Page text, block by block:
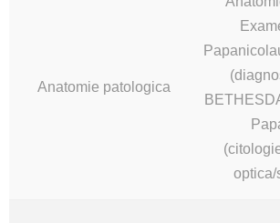
Anatomie patologica
optica/